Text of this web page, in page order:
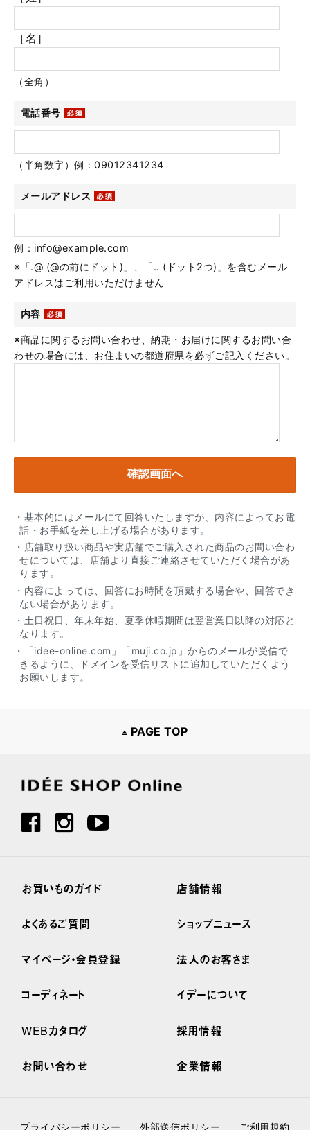
［名］
（全角）
電話番号
（半角数字）例：09012341234
メールアドレス
例：info@example.com
※「.@ (@の前にドット)」、「.. (ドット2つ)」を含むメール
アドレスはご利用いただけません
内容
※商品に関するお問い合わせ、納期・お届けに関するお問い合
わせの場合には、お住まいの都道府県を必ずご記入ください。
・基本的にはメールにて回答いたしますが、内容によってお電
話・お手紙を差し上げる場合があります。
・店舗取り扱い商品や実店舗でご購入された商品のお問い合わ
せについては、店舗より直接ご連絡させていただく場合があ
ります。
・内容によっては、回答にお時間を頂戴する場合や、回答でき
ない場合があります。
・土日祝日、年末年始、夏季休暇期間は翌営業日以降の対応と
なります。
・「idee-online.com」「muji.co.jp」からのメールが受信で
きるように、ドメインを受信リストに追加していただくよう
お願いします。
PAGE TOP
お買いものガイド
よくあるご質問
マイページ・会員登録
コーディネート
WEBカタログ
お問い合わせ
店舗情報
ショップニュース
法人のお客さま
イデーについて
採用情報
企業情報
プライバシーポリシー 外部送信ポリシー ご利用規約